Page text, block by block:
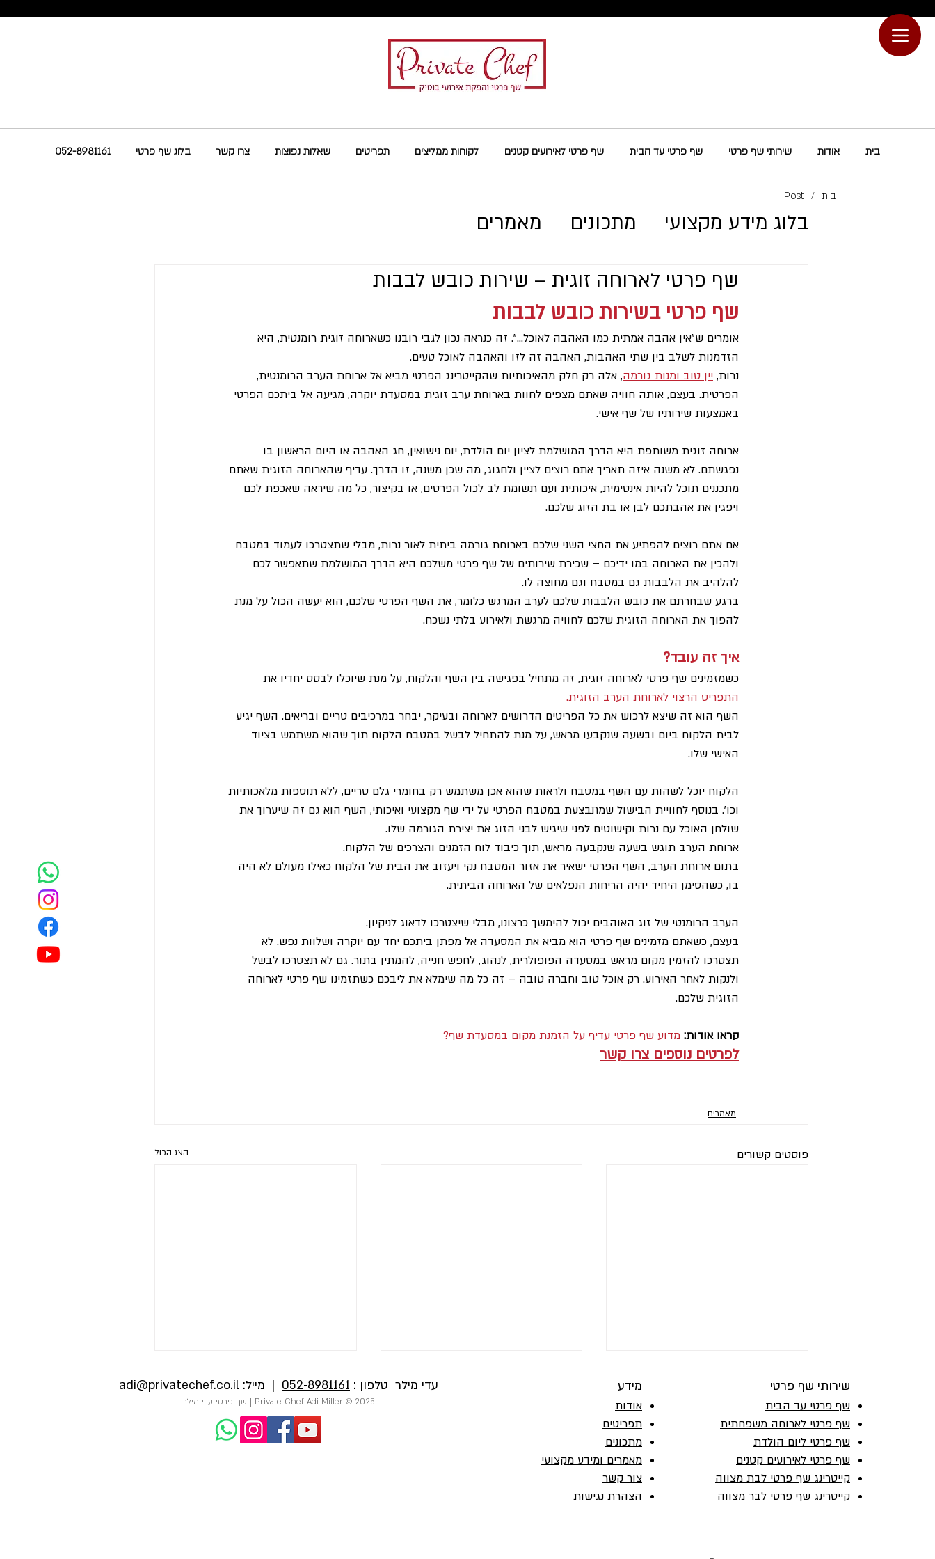
בית אודות שירותי שף פרטי שף פרטי עד הבית שף פרטי לאירועים קטנים לקוחות ממליצים תפריטים שאלות נפוצות צרו קשר בלוג שף פרטי 052-8981161
בית /
Post
בלוג מידע מקצועי מתכונים מאמרים
​שף פרטי לארוחה זוגית – שירות כובש לבבות
שף פרטי בשירות כובש לבבות
אומרים ש"אין אהבה אמתית כמו האהבה לאוכל...". זה כנראה נכון לגבי רובנו כשארוחה זוגית רומנטית, היא
הזדמנות לשלב בין שתי האהבות, האהבה זה לזו והאהבה לאוכל טעים.
נרות, יין טוב ומנות גורמה, אלה רק חלק מהאיכותיות שהקייטרינג הפרטי מביא אל ארוחת הערב הרומנטית,
הפרטית. בעצם, אותה חוויה שאתם מצפים לחוות בארוחת ערב זוגית במסעדת יוקרה, מגיעה אל ביתכם הפרטי
באמצעות שירותיו של שף אישי.
ארוחה זוגית משותפת היא הדרך המושלמת לציון יום הולדת, יום נישואין, חג האהבה או היום הראשון בו
נפגשתם. לא משנה איזה תאריך אתם רוצים לציין ולחגוג, מה שכן משנה, זו הדרך. עדיף שהארוחה הזוגית שאתם
מתכננים תוכל להיות אינטימית, איכותית ועם תשומת לב לכול הפרטים, או בקיצור, כל מה שיראה שאכפת לכם
ויפגין את אהבתכם לבן או בת הזוג שלכם.
אם אתם רוצים להפתיע את החצי השני שלכם בארוחת גורמה ביתית לאור נרות, מבלי שתצטרכו לעמוד במטבח
ולהכין את הארוחה במו ידיכם – שכירת שירותים של שף פרטי משלכם היא הדרך המושלמת שתאפשר לכם
להלהיב את הלבבות גם במטבח וגם מחוצה לו.
ברגע שבחרתם את כובש הלבבות שלכם לערב המרגש כלומר, את השף הפרטי שלכם, הוא יעשה הכול על מנת
להפוך את הארוחה הזוגית שלכם לחוויה מרגשת ולאירוע בלתי נשכח.
איך זה עובד?
כשמזמינים שף פרטי לארוחה זוגית, זה מתחיל בפגישה בין השף והלקוח, על מנת שיוכלו לבסס יחדיו את
התפריט הרצוי לארוחת הערב הזוגית.
השף הוא זה שיצא לרכוש את כל הפריטים הדרושים לארוחה ובעיקר, יבחר במרכיבים טריים ובריאים. השף יגיע
לבית הלקוח ביום ובשעה שנקבעו מראש, על מנת להתחיל לבשל במטבח הלקוח תוך שהוא משתמש בציוד
האישי שלו.
הלקוח יוכל לשהות עם השף במטבח ולראות שהוא אכן משתמש רק בחומרי גלם טריים, ללא תוספות מלאכותיות
וכו'. בנוסף לחוויית הבישול שמתבצעת במטבח הפרטי על ידי שף מקצועי ואיכותי, השף הוא גם זה שיערוך את
שולחן האוכל עם נרות וקישוטים לפני שיגיש לבני הזוג את יצירת הגורמה שלו.
ארוחת הערב תוגש בשעה שנקבעה מראש, תוך כיבוד לוח הזמנים והצרכים של הלקוח.
בתום ארוחת הערב, השף הפרטי ישאיר את אזור המטבח נקי ויעזוב את הבית של הלקוח כאילו מעולם לא היה
בו, כשהסימן היחיד יהיה הריחות הנפלאים של הארוחה הביתית.
הערב הרומנטי של זוג האוהבים יכול להימשך כרצונו, מבלי שיצטרכו לדאוג לניקיון.
בעצם, כשאתם מזמינים שף פרטי הוא מביא את המסעדה אל מפתן ביתכם יחד עם יוקרה ושלוות נפש. לא
תצטרכו להזמין מקום מראש במסעדה הפופולרית, לנהוג, לחפש חנייה, להמתין בתור. גם לא תצטרכו לבשל
ולנקות לאחר האירוע. רק אוכל טוב וחברה טובה – זה כל מה שימלא את ליבכם כשתזמינו שף פרטי לארוחה
הזוגית שלכם.
קראו אודות: מדוע שף פרטי עדיף על הזמנת מקום במסעדת שף?
לפרטים נוספים צרו קשר
מאמרים
פוסטים קשורים הצג הכול
שף פרטי מהמטבח האיטלקי בבית
עדי מילר טלפון : 052-8981161 | מייל: adi@privatechef.co.il
2025 © Private Chef Adi Miller | שף פרטי עדי מילר
מידע
אודות
תפריטים
מתכונים
מאמרים ומידע מקצועי
צור קשר
הצהרת נגישות
שירותי שף פרטי
שף פרטי עד הבית
שף פרטי לארוחה משפחתית
שף פרטי ליום הולדת
שף פרטי לאירועים קטנים
קייטרינג שף פרטי לבת מצווה
קייטרינג שף פרטי לבר מצווה